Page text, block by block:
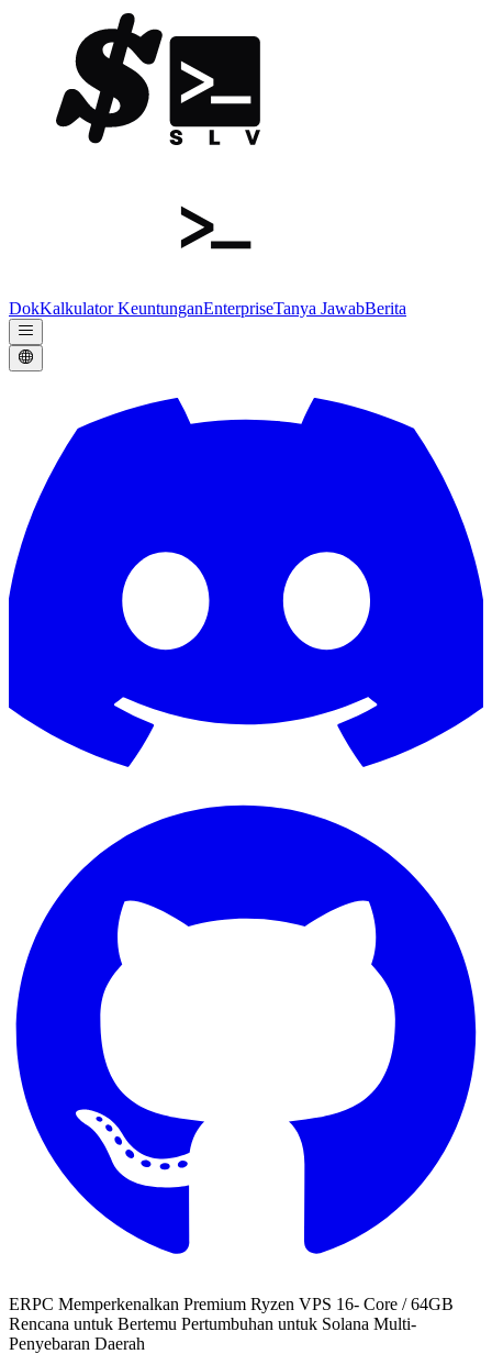
DokKalkulator KeuntunganEnterpriseTanya JawabBerita
ERPC Memperkenalkan Premium Ryzen VPS 16- Core / 64GB
Rencana untuk Bertemu Pertumbuhan untuk Solana Multi-
Penyebaran Daerah